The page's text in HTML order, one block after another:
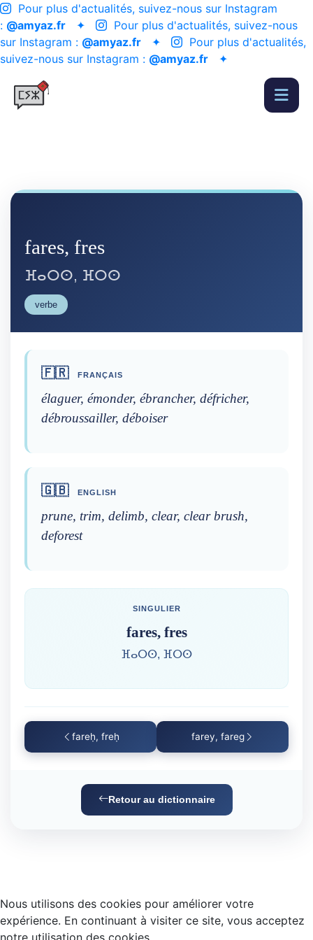
Pour plus d'actualités, suivez-nous sur Instagram
: @amyaz.fr ✦
Pour plus d'actualités, suivez-nous
sur Instagram : @amyaz.fr ✦
Pour plus d'actualités,
suivez-nous sur Instagram : @amyaz.fr ✦
fares, fres
ⴼⴰⵔⵙ, ⴼⵔⵙ
verbe
🇫🇷 FRANÇAIS
élaguer, émonder, ébrancher, défricher,
débroussailler, déboiser
🇬🇧 ENGLISH
prune, trim, delimb, clear, clear brush,
deforest
SINGULIER
fares, fres
ⴼⴰⵔⵙ, ⴼⵔⵙ
fareḥ, freḥ farey, fareg
Retour au dictionnaire
Nous utilisons des cookies pour améliorer votre
expérience. En continuant à visiter ce site, vous acceptez
notre utilisation des cookies.